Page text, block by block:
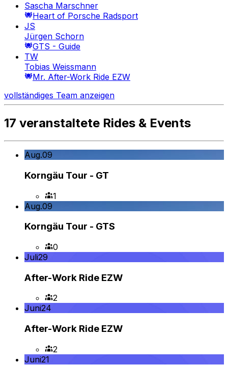
Sascha Marschner
Heart of Porsche Radsport
JS
Jürgen Schorn
GTS - Guide
TW
Tobias Weissmann
Mr. After-Work Ride EZW
vollständiges Team anzeigen
17 veranstaltete Rides & Events
Aug.09
Korngäu Tour - GT
1
Aug.09
Korngäu Tour - GTS
0
Juli29
After-Work Ride EZW
2
Juni24
After-Work Ride EZW
2
Juni21